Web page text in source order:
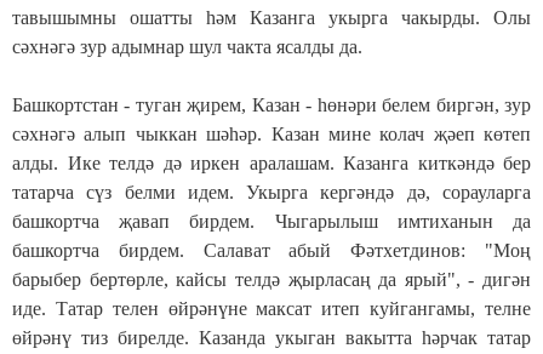
тавышымны ошатты һәм Казанга укырга чакырды. Олы
сәхнәгә зур адымнар шул чакта ясалды да.
Башкортстан - туган җирем, Казан - һөнәри белем биргән, зур
сәхнәгә алып чыккан шәһәр. Казан мине колач җәеп көтеп
алды. Ике телдә дә иркен аралашам. Казанга киткәндә бер
татарча сүз белми идем. Укырга кергәндә дә, сорауларга
башкортча җавап бирдем. Чыгарылыш имтиханын да
башкортча бирдем. Салават абый Фәтхетдинов: "Моң
барыбер бертөрле, кайсы телдә җырласаң да ярый", - дигән
иде. Татар телен өйрәнүне максат итеп куйгангамы, телне
өйрәнү тиз бирелде. Казанда укыган вакытта һәрчак татар